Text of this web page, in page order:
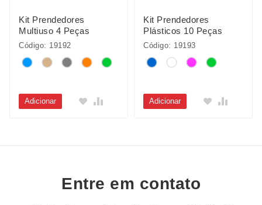
Kit Prendedores
Multiuso 4 Peças
Código: 19192
Adicionar
Kit Prendedores
Plásticos 10 Peças
Código: 19193
Adicionar
Entre em contato